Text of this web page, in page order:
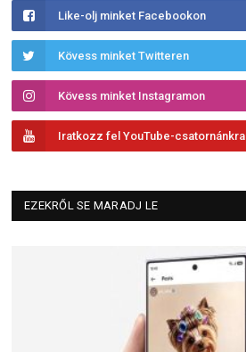
Like-olj minket Facebookon
Kövess minket Twitteren
Kövess minket Instagramon
Iratkozz fel YouTube-csatornánkra
EZEKRŐL SE MARADJ LE